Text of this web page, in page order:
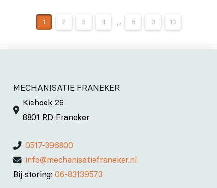
1 2 3 4 … 8 9 10
MECHANISATIE FRANEKER
Kiehoek 26
8801 RD Franeker
0517-396800
info@mechanisatiefraneker.nl
Bij storing: 06-83139573